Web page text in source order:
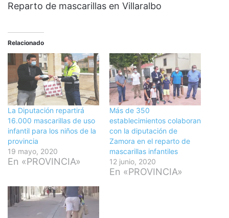
Reparto de mascarillas en Villaralbo
Relacionado
La Diputación repartirá
16.000 mascarillas de uso
infantil para los niños de la
provincia
19 mayo, 2020
En «PROVINCIA»
Más de 350
establecimientos colaboran
con la diputación de
Zamora en el reparto de
mascarillas infantiles
12 junio, 2020
En «PROVINCIA»